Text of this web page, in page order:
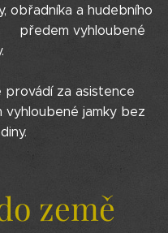
obřadníka a hudebního
vyhloubené
provádí za asistence
jamky bez
země